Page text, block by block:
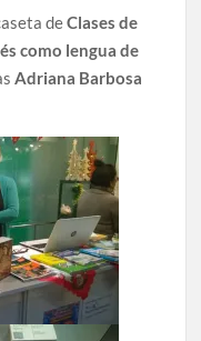
deClases de
como lengua de
Adriana Barbosa